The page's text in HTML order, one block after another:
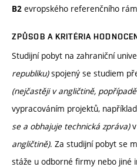
B2 evropského referenčního
ZPŮSOB A KRITÉRIA
Studijní pobyt na zahraniční
republiku)spojený se studiem
(nejčastěji v angličtině,
vypracováním projektů,
se a obhajuje technická zpráva)v
angličtině). Za studijní pobyt se
stáže u odborné firmy nebo jiné